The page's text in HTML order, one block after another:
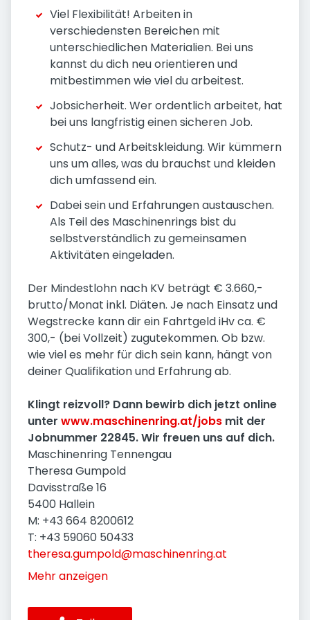
Viel Flexibilität! Arbeiten in
verschiedensten Bereichen mit
unterschiedlichen Materialien. Bei uns
kannst du dich neu orientieren und
mitbestimmen wie viel du arbeitest.
Jobsicherheit. Wer ordentlich arbeitet, hat
bei uns langfristig einen sicheren Job.
Schutz- und Arbeitskleidung. Wir kümmern
uns um alles, was du brauchst und kleiden
dich umfassend ein.
Dabei sein und Erfahrungen austauschen.
Als Teil des Maschinenrings bist du
selbstverständlich zu gemeinsamen
Aktivitäten eingeladen.
Der Mindestlohn nach KV beträgt € 3.660,-
brutto/Monat inkl. Diäten. Je nach Einsatz und
Wegstrecke kann dir ein Fahrtgeld iHv ca. €
300,- (bei Vollzeit) zugutekommen. Ob bzw.
wie viel es mehr für dich sein kann, hängt von
deiner Qualifikation und Erfahrung ab.
Klingt reizvoll? Dann bewirb dich jetzt online
unter www.maschinenring.at/jobs mit der
Jobnummer 22845.Wir freuen uns auf dich.
Maschinenring Tennengau
Theresa Gumpold
Davisstraße 16
5400 Hallein
M: +43 664 8200612
T: +43 59060 50433
theresa.gumpold@maschinenring.at
Mehr anzeigen